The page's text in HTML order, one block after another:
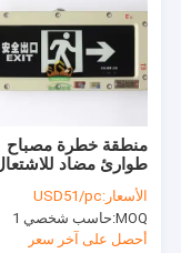
حالات
أضواء LED عالية خليج واقية من الانفجار
ضوء الفيضانات LED دليل على الانفجار
منطقة خطرة مصباح
لإعادة الشحن
الأسعار:USD51/pc
MOQ: حاسب شخصي 1
أحصل على آخر سعر